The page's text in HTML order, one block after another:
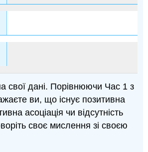
свої дані. Порівнюючи Час 1 з
ви, що існує позитивна
асоціація чи відсутність
своє мислення зі своєю